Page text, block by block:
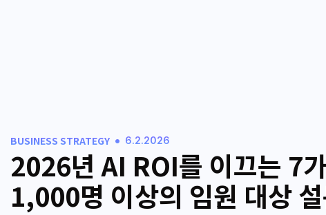
BUSINESS STRATEGY • 6.2.2026
2026년 AI ROI를 이끄는 7
1,000명 이상의 임원 대상